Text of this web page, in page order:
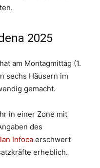
2025
am Montagmittag (1.
sechs Häusern im
gemacht.
in einer Zone mit
des
Infoca erschwert
erheblich.